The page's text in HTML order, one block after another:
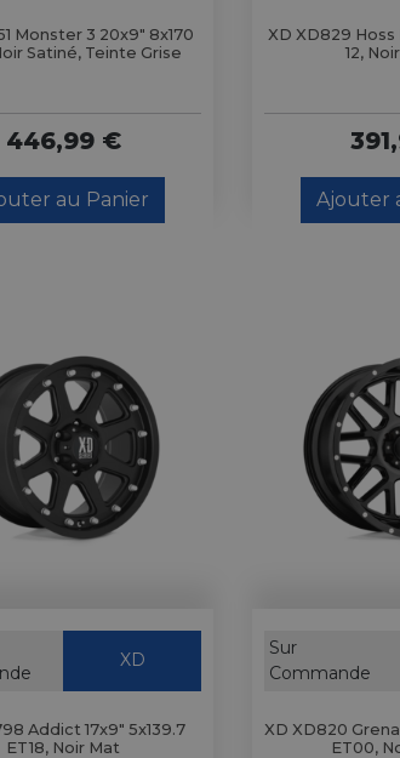
Monster 3 20x9" 8x170
Satiné, Teinte Grise
446,99 €
au Panier
XD XD829 Hoss
12,
Ajouter
XD
Addict 17x9" 5x139.7
ET18, Noir Mat
Sur
Commande
XD XD820
ET00,